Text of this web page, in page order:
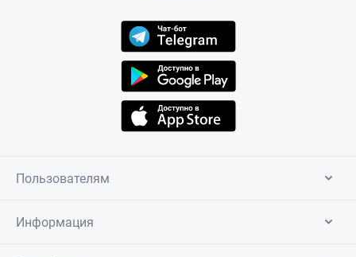
Пользователям
Информация